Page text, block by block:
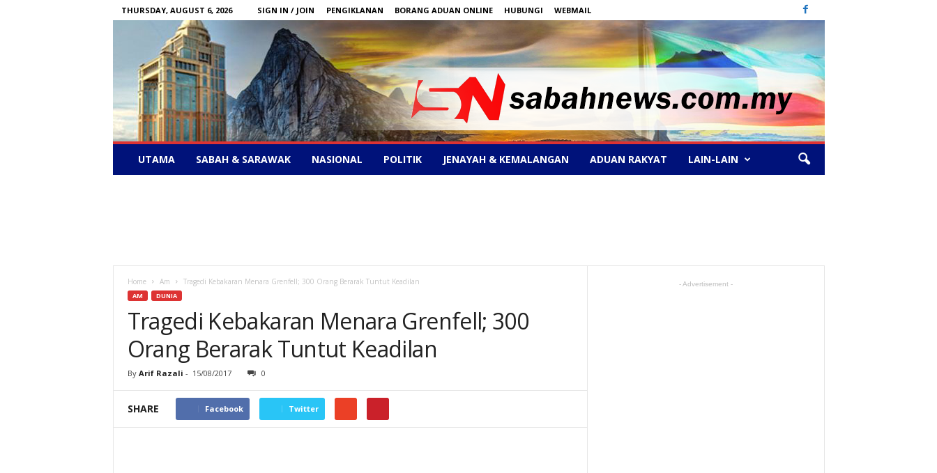
THURSDAY, AUGUST 6, 2026 SIGN IN / JOIN PENGIKLANAN BORANG ADUAN ONLINE HUBUNGI WEBMAIL
–
UTAMA SABAH & SARAWAK NASIONAL POLITIK JENAYAH & KEMALANGAN ADUAN RAKYAT LAIN-LAIN
Home Am Tragedi Kebakaran Menara Grenfell; 300 Orang Berarak Tuntut Keadilan
AM DUNIA
Tragedi Kebakaran Menara Grenfell; 300
Orang Berarak Tuntut Keadilan
By Arif Razali - 15/08/2017 0
SHARE Facebook Twitter
- Advertisement -